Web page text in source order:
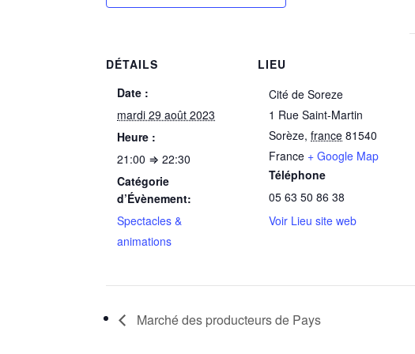
DÉTAILS
Date :
mardi 29 août 2023
Heure :
21:00 ⇒ 22:30
Catégorie
d’Évènement:
Spectacles &
animations
LIEU
Cité de Soreze
1 Rue Saint-Martin
Sorèze, france 81540
France + Google Map
Téléphone
05 63 50 86 38
Voir Lieu site web
Marché des producteurs de Pays